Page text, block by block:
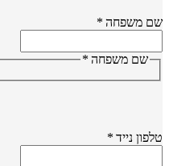
משפחה*
שם משפחה*
נייד*